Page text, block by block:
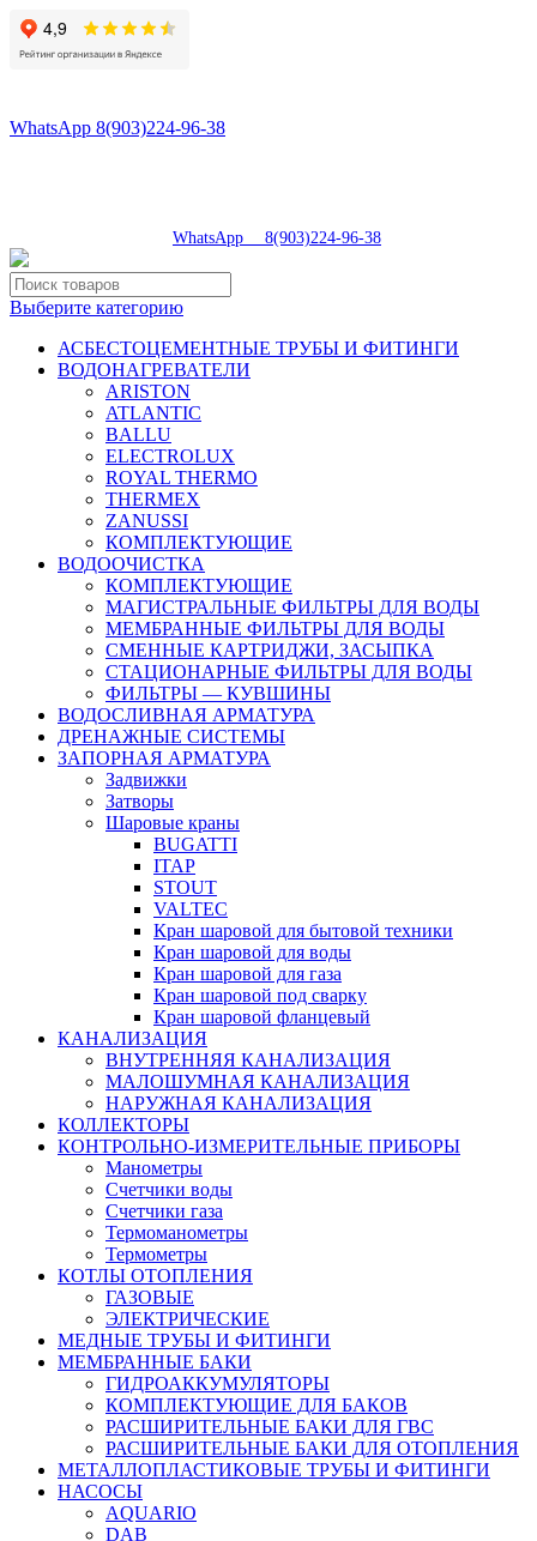
WhatsApp 8(903)224-96-38
WhatsApp 8(903)224-96-38
Выберите категорию
АСБЕСТОЦЕМЕНТНЫЕ ТРУБЫ И ФИТИНГИ
ВОДОНАГРЕВАТЕЛИ
ARISTON
ATLANTIC
BALLU
ELECTROLUX
ROYAL THERMO
THERMEX
ZANUSSI
КОМПЛЕКТУЮЩИЕ
ВОДООЧИСТКА
КОМПЛЕКТУЮЩИЕ
МАГИСТРАЛЬНЫЕ ФИЛЬТРЫ ДЛЯ ВОДЫ
МЕМБРАННЫЕ ФИЛЬТРЫ ДЛЯ ВОДЫ
СМЕННЫЕ КАРТРИДЖИ, ЗАСЫПКА
СТАЦИОНАРНЫЕ ФИЛЬТРЫ ДЛЯ ВОДЫ
ФИЛЬТРЫ — КУВШИНЫ
ВОДОСЛИВНАЯ АРМАТУРА
ДРЕНАЖНЫЕ СИСТЕМЫ
ЗАПОРНАЯ АРМАТУРА
Задвижки
Затворы
Шаровые краны
BUGATTI
ITAP
STOUT
VALTEC
Кран шаровой для бытовой техники
Кран шаровой для воды
Кран шаровой для газа
Кран шаровой под сварку
Кран шаровой фланцевый
КАНАЛИЗАЦИЯ
ВНУТРЕННЯЯ КАНАЛИЗАЦИЯ
МАЛОШУМНАЯ КАНАЛИЗАЦИЯ
НАРУЖНАЯ КАНАЛИЗАЦИЯ
КОЛЛЕКТОРЫ
КОНТРОЛЬНО-ИЗМЕРИТЕЛЬНЫЕ ПРИБОРЫ
Манометры
Счетчики воды
Счетчики газа
Термоманометры
Термометры
КОТЛЫ ОТОПЛЕНИЯ
ГАЗОВЫЕ
ЭЛЕКТРИЧЕСКИЕ
МЕДНЫЕ ТРУБЫ И ФИТИНГИ
МЕМБРАННЫЕ БАКИ
ГИДРОАККУМУЛЯТОРЫ
КОМПЛЕКТУЮЩИЕ ДЛЯ БАКОВ
РАСШИРИТЕЛЬНЫЕ БАКИ ДЛЯ ГВС
РАСШИРИТЕЛЬНЫЕ БАКИ ДЛЯ ОТОПЛЕНИЯ
МЕТАЛЛОПЛАСТИКОВЫЕ ТРУБЫ И ФИТИНГИ
НАСОСЫ
AQUARIO
DAB